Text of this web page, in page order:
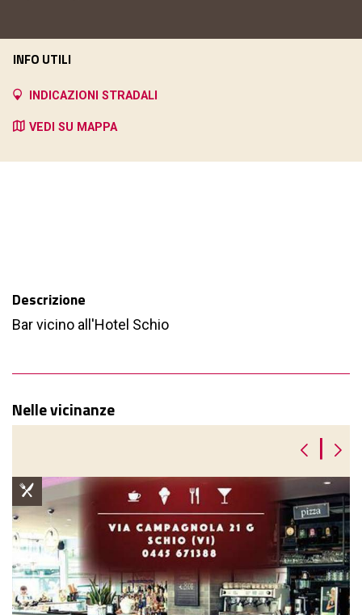
Descrizione
Bar vicino all'Hotel Schio
Nelle vicinanze
|
INFO UTILI
INDICAZIONI STRADALI
VEDI SU MAPPA